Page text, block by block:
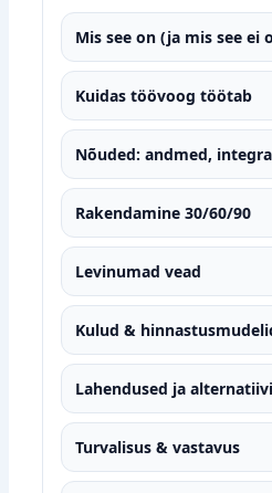
Mis see on (ja mis see ei
Kuidas töövoog töötab
Nõuded: andmed,
Rakendamine 30/60/90
Levinumad vead
Kulud &
Lahendused ja
Turvalisus & vastavus